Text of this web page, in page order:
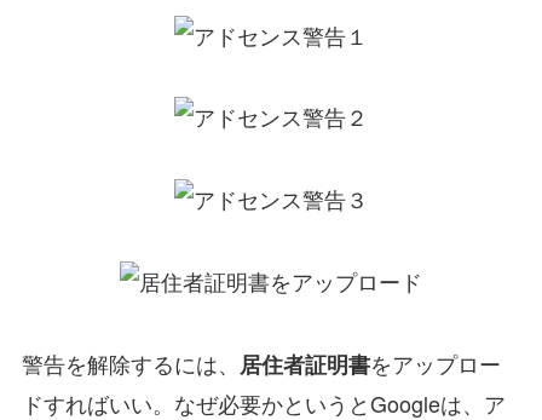
警告を解除するには、 居住者証明書をアップロー
ドすればいい。なぜ必要かというとGoogleは、ア